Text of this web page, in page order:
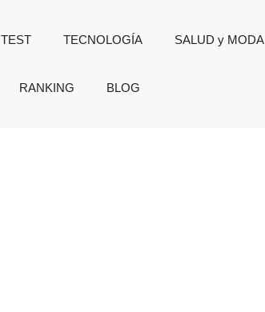
TEST TECNOLOGÍA SALUD y MODA
RANKING BLOG